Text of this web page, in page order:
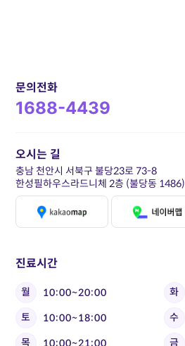
문의전화
1688-4439
진료시간
월 10:00~20:00 화
토
10:00~18:00 수
목
10:00~21:00 금
오시는 길
충남 천안시 서북구 불당23로 73-8
한성필하우스라드니체 2층 (불당동 1486)